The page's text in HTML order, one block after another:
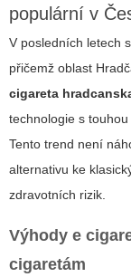
populární v
V posledních letech
přičemž oblast
cigareta
technologie s
Tento trend není
alternativu ke
zdravotních rizik.
Výhody e
cigaretám